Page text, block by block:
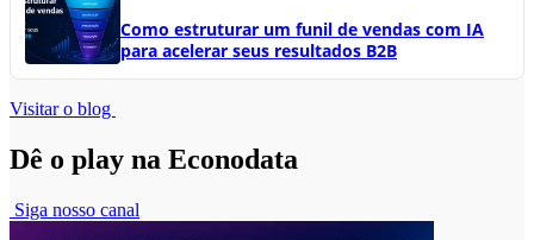
Como estruturar um funil de vendas com IA
para acelerar seus resultados B2B
Visitar o blog
Dê o play na Econodata
Siga nosso canal